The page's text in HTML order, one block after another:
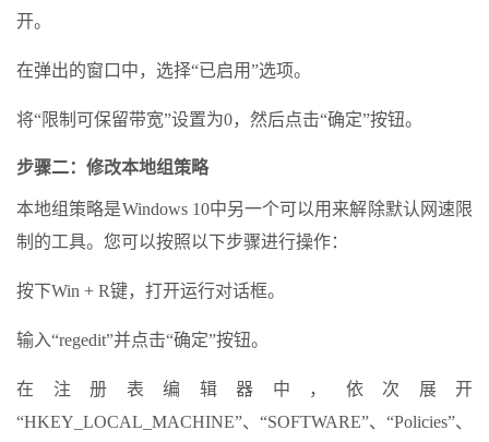
开。
在弹出的窗口中，选择“已启用”选项。
将“限制可保留带宽”设置为0，然后点击“确定”按钮。
步骤二：修改本地组策略
本地组策略是Windows 10中另一个可以用来解除默认网速限
制的工具。您可以按照以下步骤进行操作：
按下Win + R键，打开运行对话框。
输入“regedit”并点击“确定”按钮。
在注册表编辑器中，依次展开
“HKEY_LOCAL_MACHINE”、“SOFTWARE”、“Policies”、